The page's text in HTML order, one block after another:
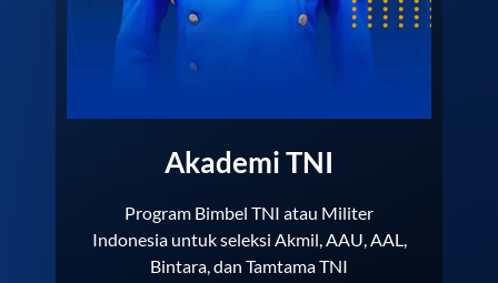
Akademi TNI
Program Bimbel TNI atau Militer
Indonesia untuk seleksi Akmil, AAU, AAL,
Bintara, dan Tamtama TNI